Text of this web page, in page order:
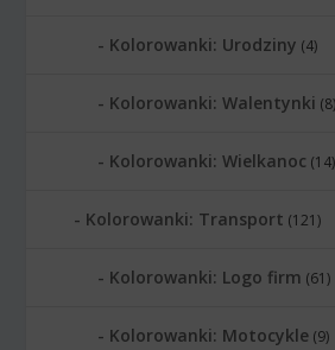
Kolorowanki: Urodziny (4)
Kolorowanki: Walentynki (8)
Kolorowanki: Wielkanoc (14)
Kolorowanki: Transport (121)
Kolorowanki: Logo firm (61)
Kolorowanki: Motocykle (9)